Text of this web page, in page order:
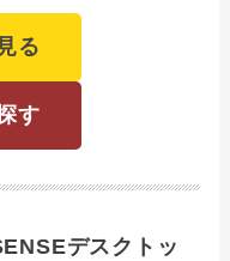
る
す
デスクトッ